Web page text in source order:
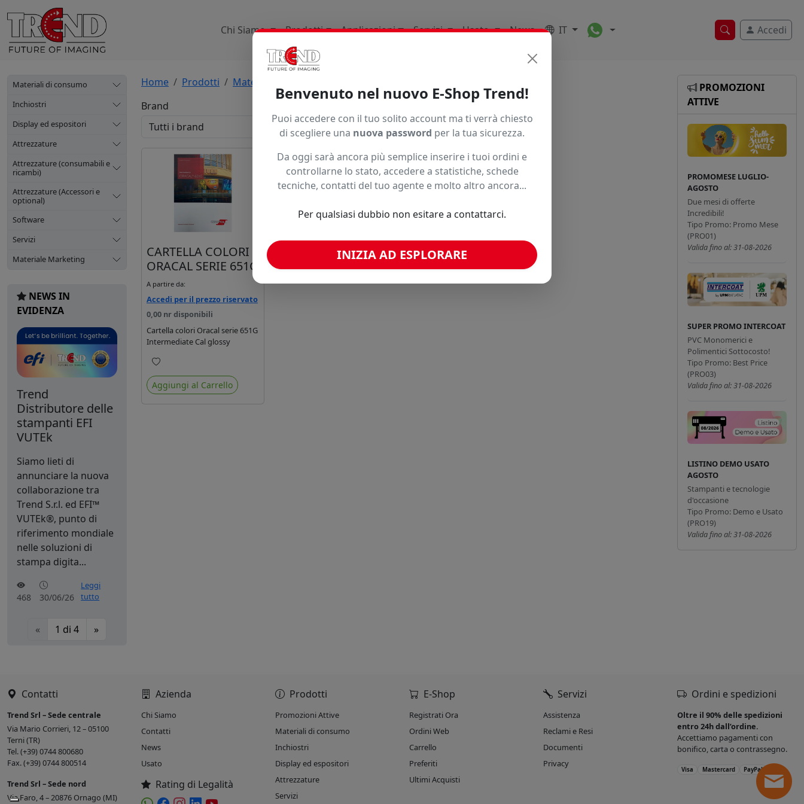
Ricerca veloce
Accedi
Chi Siamo Prodotti Applicazioni Servizi Usato News IT Toggle Dropdown
Materiali di consumo
Inchiostri
Display ed espositori
Attrezzature
Attrezzature (consumabili e
ricambi)
Attrezzature (Accessori e
optional)
Software
Servizi
Materiale Marketing
NEWS IN
EVIDENZA
Trend
Distributore delle
stampanti EFI
VUTEk
Siamo lieti di
annunciare la nuova
collaborazione tra
Trend S.r.l. ed EFI™
VUTEk®, punto di
riferimento mondiale
nelle soluzioni di
stampa digita...
468 30/06/26
Leggi
tutto
« 1 di 4 »
Home Prodotti Materiale Marketing
Brand
CARTELLA COLORI
ORACAL SERIE 651G
A partire da:
Accedi per il prezzo riservato
0,00 nr disponibili
Cartella colori Oracal serie 651G
Intermediate Cal glossy
Preferiti
Aggiungi al Carrello
PROMOZIONI
ATTIVE
PROMOMESE LUGLIO-
AGOSTO
Due mesi di offerte
Incredibili!
Tipo Promo: Promo Mese
(PRO01)
Valida fino al: 31-08-2026
SUPER PROMO INTERCOAT
PVC Monomerici e
Polimentici Sottocosto!
Tipo Promo: Best Price
(PRO03)
Valida fino al: 31-08-2026
LISTINO DEMO USATO
AGOSTO
Stampanti e tecnologie
d'occasione
Tipo Promo: Demo e Usato
(PRO19)
Valida fino al: 31-08-2026
Contatti
Trend Srl – Sede centrale
Via Mario Corrieri, 12 – 05100
Terni (TR)
Tel. (+39) 0744 800680
Fax. (+39) 0744 800514
Trend Srl – Sede nord
Via Faro, 4 – 20876 Ornago (MI)
Azienda
Chi Siamo
Contatti
News
Usato
Rating di Legalità
Prodotti
Promozioni Attive
Materiali di consumo
Inchiostri
Display ed espositori
Attrezzature
Servizi
E-Shop
Registrati Ora
Ordini Web
Carrello
Preferiti
Ultimi Acquisti
Servizi
Assistenza
Reclami e Resi
Documenti
Privacy
Ordini e spedizioni
Oltre il 90% delle spedizioni
entro 24h dall’ordine.
Accettiamo pagamenti con
bonifico, carta o contrassegno.
Visa Mastercard PayPal
Benvenuto nel nuovo E-Shop Trend!
Puoi accedere con il tuo solito account ma ti verrà chiesto
di scegliere una nuova password per la tua sicurezza.
Da oggi sarà ancora più semplice inserire i tuoi ordini e
controllarne lo stato, accedere a statistiche, schede
tecniche, contatti del tuo agente e molto altro ancora...
Per qualsiasi dubbio non esitare a contattarci.
INIZIA AD ESPLORARE